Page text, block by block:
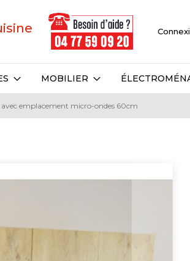
MOBILIER
emplacement micro-ondes 60cm